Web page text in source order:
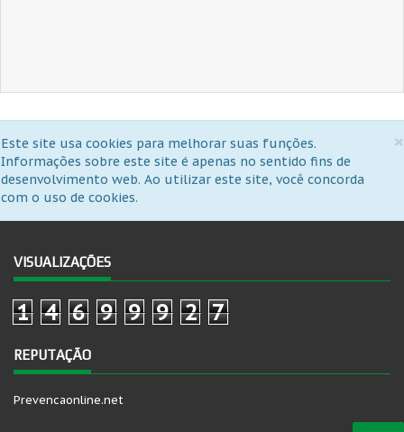
×
Este site usa cookies para melhorar suas funções.
Informações sobre este site é apenas no sentido fins de
desenvolvimento web. Ao utilizar este site, você concorda
com o uso de cookies.
VISUALIZAÇÕES
1 4 6 9 9 9 2 7
REPUTAÇÃO
Prevencaonline.net